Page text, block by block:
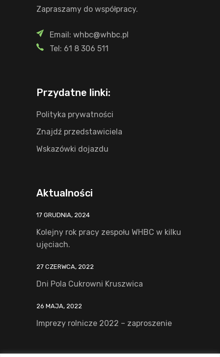
Zapraszamy do współpracy.
Email: whbc@whbc.pl
Tel: 61 8 306 511
Przydatne linki:
Polityka prywatności
Znajdź przedstawiciela
Wskazówki dojazdu
Aktualności
17 GRUDNIA, 2024
Kolejny rok pracy zespołu WHBC w kilku
ujęciach.
27 CZERWCA, 2022
Dni Pola Cukrowni Kruszwica
26 MAJA, 2022
Imprezy rolnicze 2022 – zaproszenie